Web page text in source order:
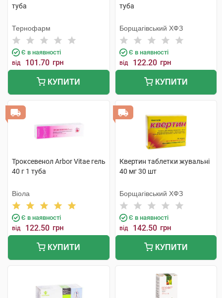
туба
Тернофарм
Є в наявності
від 101.70 грн
КУПИТИ
туба
Борщагівський ХФЗ
Є в наявності
від 122.20 грн
КУПИТИ
Троксевенол Arbor Vitae гель
40 г 1 туба
Віола
Є в наявності
від 122.50 грн
КУПИТИ
Квертин таблетки жувальні
40 мг 30 шт
Борщагівський ХФЗ
Є в наявності
від 142.50 грн
КУПИТИ